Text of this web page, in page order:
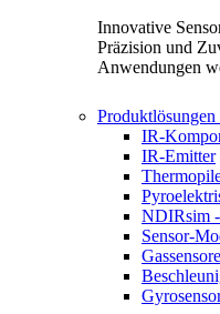
Innovative
Präzision und
Anwendungen
Produktlösungen
IR-
IR-Emitter
NDIRsim -
Sensor-